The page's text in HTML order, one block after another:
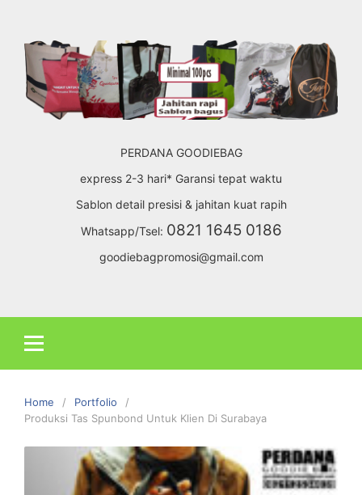
content
PERDANA GOODIEBAG
express 2-3 hari* Garansi tepat waktu
Sablon detail presisi & jahitan kuat rapih
Whatsapp/Tsel: 0821 1645 0186
goodiebagpromosi@gmail.com
Home
Portfolio
Produksi Tas Spunbond Untuk Klien Di Surabaya